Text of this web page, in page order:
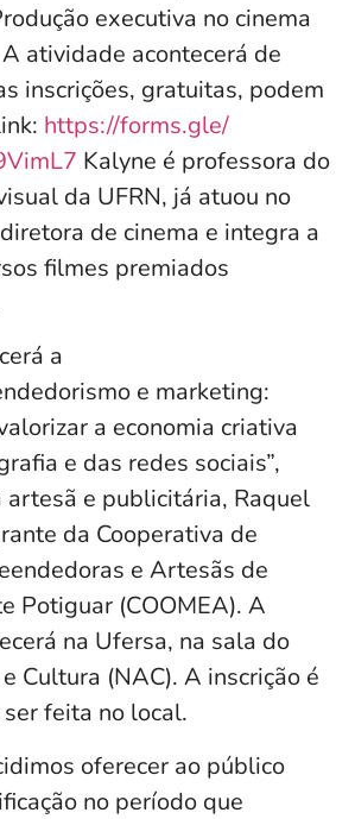
executiva no cinema
atividade acontecerá de
inscrições, gratuitas, podem
https://forms.gle/
Kalyne é professora do
da UFRN, já atuou no
de cinema e integra a
filmes premiados
a
e marketing:
a economia criativa
e das redes sociais”,
e publicitária, Raquel
da Cooperativa de
e Artesãs de
Potiguar (COOMEA). A
na Ufersa, na sala do
Cultura (NAC). A inscrição é
feita no local.
oferecer ao público
no período que